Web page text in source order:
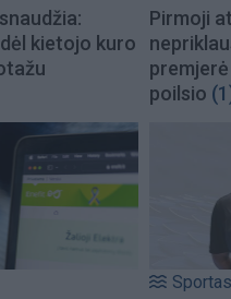
kietojo kuro
Pirmoji
poilsio
Sportas